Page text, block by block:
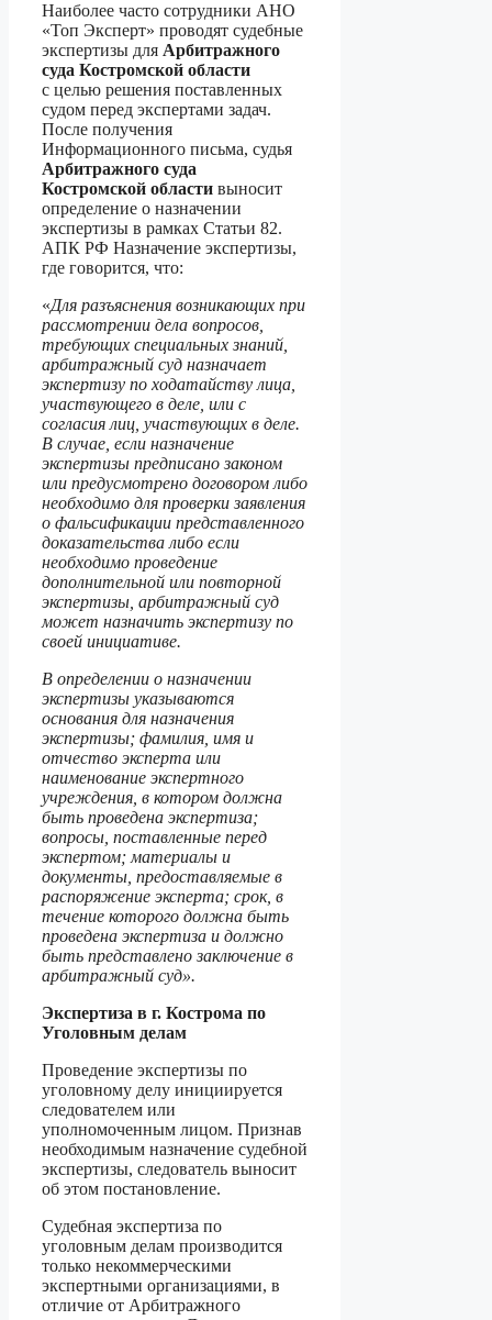
Наиболее часто сотрудники АНО
«Топ Эксперт» проводят судебные
экспертизы для Арбитражного
суда Костромской области
с целью решения поставленных
судом перед экспертами задач.
После получения
Информационного письма, судья
Арбитражного суда
Костромской области выносит
определение о назначении
экспертизы в рамках Статьи 82.
АПК РФ Назначение экспертизы,
где говорится, что:
«Для разъяснения возникающих при
рассмотрении дела вопросов,
требующих специальных знаний,
арбитражный суд назначает
экспертизу по ходатайству лица,
участвующего в деле, или с
согласия лиц, участвующих в деле.
В случае, если назначение
экспертизы предписано законом
или предусмотрено договором либо
необходимо для проверки заявления
о фальсификации представленного
доказательства либо если
необходимо проведение
дополнительной или повторной
экспертизы, арбитражный суд
может назначить экспертизу по
своей инициативе.
В определении о назначении
экспертизы указываются
основания для назначения
экспертизы; фамилия, имя и
отчество эксперта или
наименование экспертного
учреждения, в котором должна
быть проведена экспертиза;
вопросы, поставленные перед
экспертом; материалы и
документы, предоставляемые в
распоряжение эксперта; срок, в
течение которого должна быть
проведена экспертиза и должно
быть представлено заключение в
арбитражный суд».
Экспертиза в г. Кострома по
Уголовным делам
Проведение экспертизы по
уголовному делу инициируется
следователем или
уполномоченным лицом. Признав
необходимым назначение судебной
экспертизы, следователь выносит
об этом постановление.
Судебная экспертиза по
уголовным делам производится
только некоммерческими
экспертными организациями, в
отличие от Арбитражного